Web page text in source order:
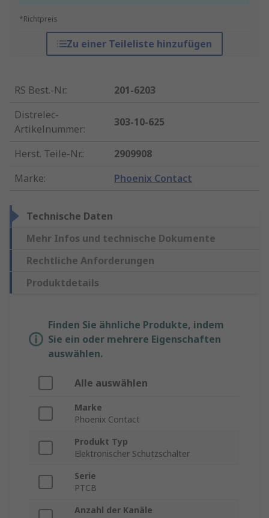
*Richtpreis
Zu einer Teileliste hinzufügen
RS Best.-Nr.:
201-6203
Distrelec-
Artikelnummer:
303-10-625
Herst. Teile-Nr.:
2909908
Marke: Phoenix Contact
Technische Daten
Mehr Infos und technische Dokumente
Rechtliche Anforderungen
Produktdetails
Finden Sie ähnliche Produkte, indem
Sie ein oder mehrere Eigenschaften
auswählen.
Alle auswählen
Marke
Phoenix Contact
Produkt Typ
Elektronischer Schutzschalter
Serie
PTCB
Anzahl der Kanäle